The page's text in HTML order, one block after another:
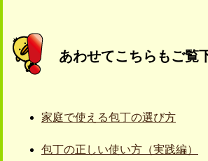
あわせてこちらもご覧
家庭で使える包丁の選び方
包丁の正しい使い方（実践編）